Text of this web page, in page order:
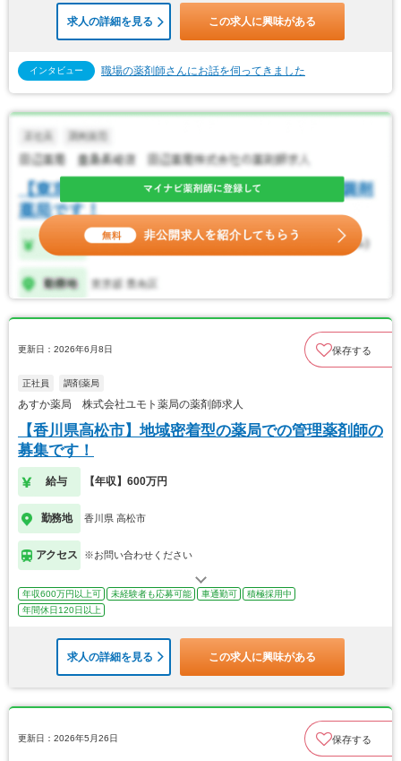
求人の詳細を見る この求人に興味がある
インタビュー 職場の薬剤師さんにお話を伺ってきました
更新日：2026年6月8日 保存する
正社員 調剤薬局
あすか薬局 株式会社ユモト薬局の薬剤師求人
【香川県高松市】地域密着型の薬局での管理薬剤師の
募集です！
給与 【年収】600万円
勤務地 香川県 高松市
アクセス ※お問い合わせください
年収600万円以上可 未経験者も応募可能 車通勤可
積極採用中
年間休日120日以上
求人の詳細を見る この求人に興味がある
更新日：2026年5月26日 保存する